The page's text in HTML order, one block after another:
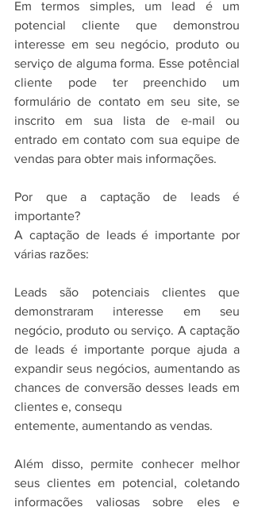
Em termos simples, um lead é um
potencial cliente que demonstrou
interesse em seu negócio, produto ou
serviço de alguma forma. Esse potêncial
cliente pode ter preenchido um
formulário de contato em seu site, se
inscrito em sua lista de e-mail ou
entrado em contato com sua equipe de
vendas para obter mais informações.
Por que a captação de leads é
importante?
A captação de leads é importante por
várias razões:
Leads são potenciais clientes que
demonstraram interesse em seu
negócio, produto ou serviço. A captação
de leads é importante porque ajuda a
expandir seus negócios, aumentando as
chances de conversão desses leads em
clientes e, consequ
entemente, aumentando as vendas.
Além disso, permite conhecer melhor
seus clientes em potencial, coletando
informações valiosas sobre eles e